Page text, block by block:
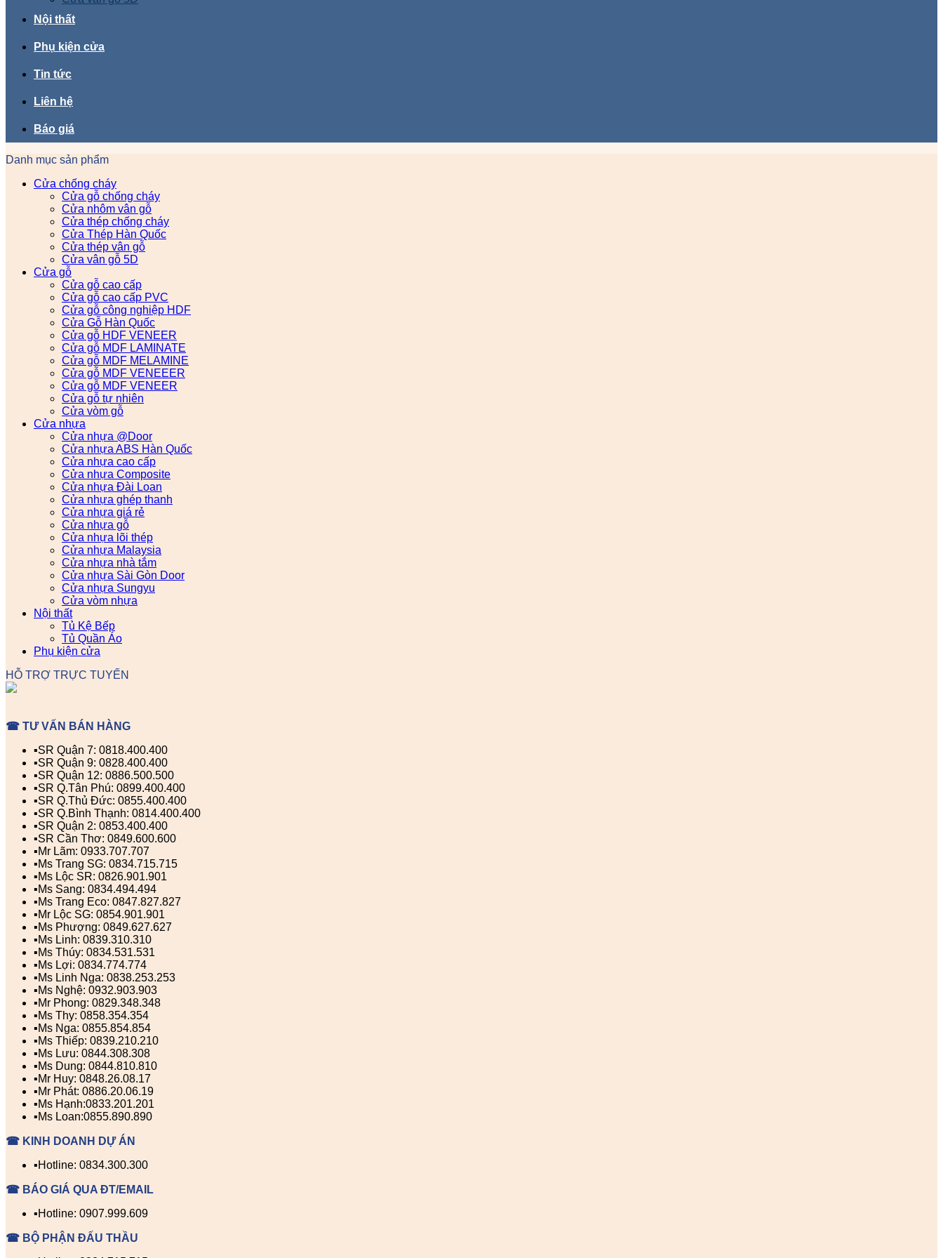
Nội thất
Phụ kiện cửa
Tin tức
Liên hệ
Báo giá
Danh mục sản phẩm
Cửa chống cháy
Cửa gỗ chống cháy
Cửa nhôm vân gỗ
Cửa thép chống cháy
Cửa Thép Hàn Quốc
Cửa thép vân gỗ
Cửa vân gỗ 5D
Cửa gỗ
Cửa gỗ cao cấp
Cửa gỗ cao cấp PVC
Cửa gỗ công nghiệp HDF
Cửa Gỗ Hàn Quốc
Cửa gỗ HDF VENEER
Cửa gỗ MDF LAMINATE
Cửa gỗ MDF MELAMINE
Cửa gỗ MDF VENEEER
Cửa gỗ MDF VENEER
Cửa gỗ tự nhiên
Cửa vòm gỗ
Cửa nhựa
Cửa nhựa @Door
Cửa nhựa ABS Hàn Quốc
Cửa nhựa cao cấp
Cửa nhựa Composite
Cửa nhựa Đài Loan
Cửa nhựa ghép thanh
Cửa nhựa giá rẻ
Cửa nhựa gỗ
Cửa nhựa lõi thép
Cửa nhựa Malaysia
Cửa nhựa nhà tắm
Cửa nhựa Sài Gòn Door
Cửa nhựa Sungyu
Cửa vòm nhựa
Nội thất
Tủ Kệ Bếp
Tủ Quần Áo
Phụ kiện cửa
HỖ TRỢ TRỰC TUYẾN
☎ TƯ VẤN BÁN HÀNG
▪️SR Quận 7: 0818.400.400
▪️SR Quận 9: 0828.400.400
▪️SR Quận 12: 0886.500.500
▪️SR Q.Tân Phú: 0899.400.400
▪️SR Q.Thủ Đức: 0855.400.400
▪️SR Q.Bình Thạnh: 0814.400.400
▪️SR Quận 2: 0853.400.400
▪️SR Cần Thơ: 0849.600.600
▪️Mr Lãm: 0933.707.707
▪️Ms Trang SG: 0834.715.715
▪️Ms Lộc SR: 0826.901.901
▪️Ms Sang: 0834.494.494
▪️Ms Trang Eco: 0847.827.827
▪️Mr Lộc SG: 0854.901.901
▪️Ms Phượng: 0849.627.627
▪️Ms Linh: 0839.310.310
▪️Ms Thúy: 0834.531.531
▪️Ms Lợi: 0834.774.774
▪️Ms Linh Nga: 0838.253.253
▪️Ms Nghệ: 0932.903.903
▪️Mr Phong: 0829.348.348
▪️Ms Thy: 0858.354.354
▪️Ms Nga: 0855.854.854
▪️Ms Thiếp: 0839.210.210
▪️Ms Lưu: 0844.308.308
▪️Ms Dung: 0844.810.810
▪️Mr Huy: 0848.26.08.17
▪️Mr Phát: 0886.20.06.19
▪️Ms Hạnh:0833.201.201
▪️Ms Loan:0855.890.890
☎ KINH DOANH DỰ ÁN
▪️Hotline: 0834.300.300
☎ BÁO GIÁ QUA ĐT/EMAIL
▪️Hotline: 0907.999.609
☎ BỘ PHẬN ĐẤU THẦU